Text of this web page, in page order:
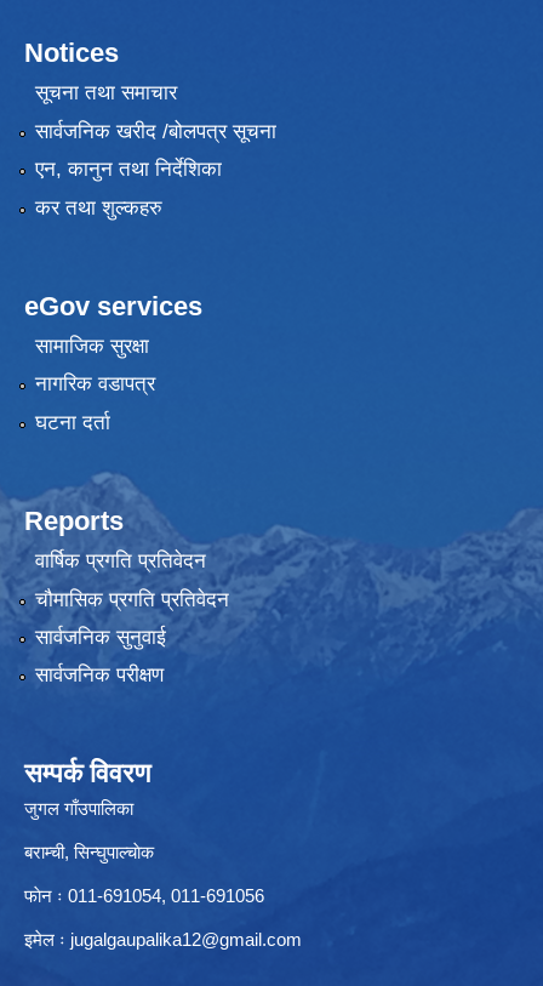
Notices
सूचना तथा समाचार
सार्वजनिक खरीद /बोलपत्र सूचना
एन, कानुन तथा निर्देशिका
कर तथा शुल्कहरु
eGov services
सामाजिक सुरक्षा
नागरिक वडापत्र
घटना दर्ता
Reports
वार्षिक प्रगति प्रतिवेदन
चौमासिक प्रगति प्रतिवेदन
सार्वजनिक सुनुवाई
सार्वजनिक परीक्षण
सम्पर्क विवरण
जुगल गाँउपालिका
बराम्ची, सिन्घुपाल्चाेक
फाेन ः 011-691054, 011-691056
इमेल ः jugalgaupalika12@gmail.com